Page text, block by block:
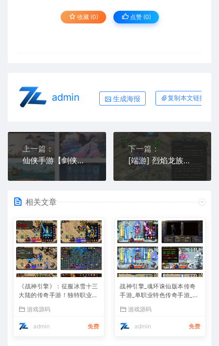
收藏 (0) 点赞 (0)
admin 生成海报 复制本文链接
上一篇：
仙侠手游【剑侠情缘龙雀】10月整理Linux手工端+四件套+GM后台
下一篇：
[端游] 烈焰龙族页游单机版装备国家阵营系统V30一键端+GM工具
相关文章
《战神引擎》：征服冰雪十三
大陆的传奇手游！独特职业、
攻略游戏源码
admin 免费
战神引擎_魂环诛仙版本传奇
手游_单职业特色传奇手游_Wi
游戏源码
admin 免费